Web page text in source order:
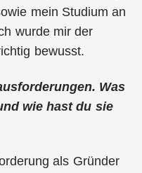
mein Studium an
wurde mir der
bewusst.
Was
wie hast du sie
als Gründer